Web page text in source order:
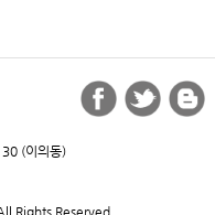
(이의동)
Rights Reserved.